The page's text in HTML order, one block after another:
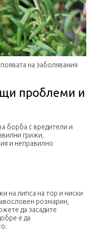
на заболявания
проблеми и
борба с вредители и
грижи,
и неправилно
на липса на тор и ниски
розмарин,
да засадите
е да